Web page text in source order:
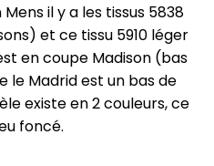
il y a les tissus 5838
et ce tissu 5910 léger
en coupe Madison (bas
le Madrid est un bas de
existe en 2 couleurs, ce
foncé.